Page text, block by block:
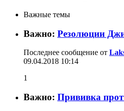
Важные темы
Важно: Резолюции
Последнее сообщение от
09.04.2018 10:14
1
Важно: Прививка